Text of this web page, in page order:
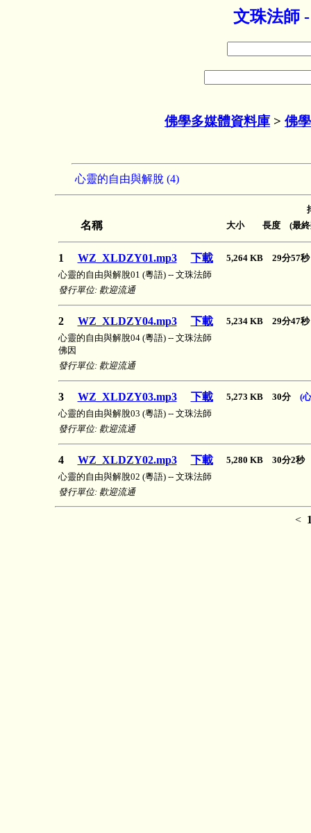
文珠法師
佛學多媒體資料庫 > 佛
心靈的自由與解脫 (4)
名稱 大小 長度 (最終
1 WZ_XLDZY01.mp3 下載
5,264 KB 29分57
心靈的自由與解脫01 (粵語) -- 文珠法師
發行單位: 歡迎流通
2 WZ_XLDZY04.mp3 下載
5,234 KB 29分47
心靈的自由與解脫04 (粵語) -- 文珠法師
佛因
發行單位: 歡迎流通
3 WZ_XLDZY03.mp3 下載 5,273 KB 30分 (
心靈的自由與解脫03 (粵語) -- 文珠法師
發行單位: 歡迎流通
4 WZ_XLDZY02.mp3 下載
5,280 KB 30分2
心靈的自由與解脫02 (粵語) -- 文珠法師
發行單位: 歡迎流通
<